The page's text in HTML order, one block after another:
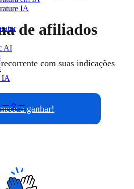
IA
AI
IA
ター
de afiliados
com suas indicações
a ganhar!